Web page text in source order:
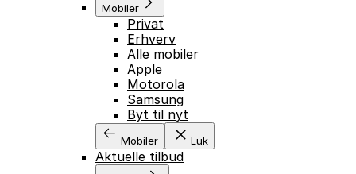
Mobiler
Privat
Erhverv
Alle mobiler
Apple
Motorola
Samsung
Byt til nyt
Mobiler Luk
Aktuelle tilbud